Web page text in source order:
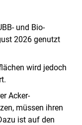
und Bio-
2026 genutzt
wird jedoch
Acker-
müssen ihren
ist auf den